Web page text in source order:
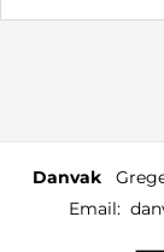
Danvak
Email: